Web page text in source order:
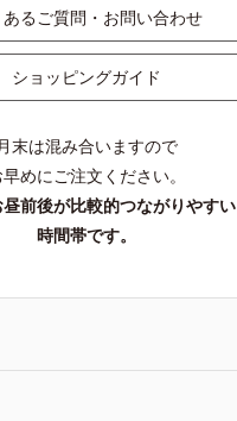
あるご質問・お問い合わせ
ショッピングガイド
末は混み合いますので
早めにご注文ください。
前後が比較的つながりやすい
時間帯です。